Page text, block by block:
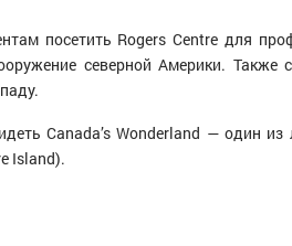
посетить Rogers Centre для
северной Америки. Также
Canada’s Wonderland — один
Island).